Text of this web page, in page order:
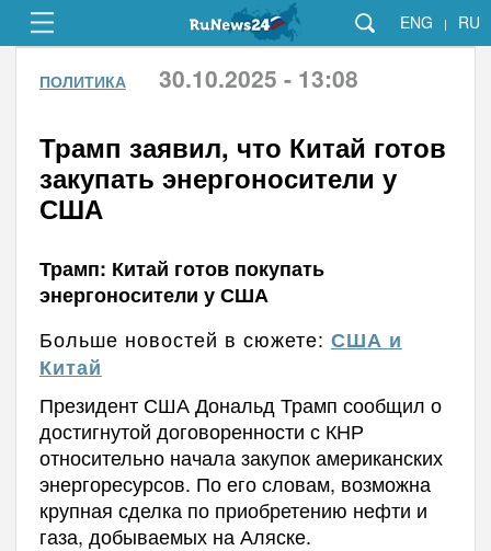
ENG | RU
ПОЛИТИКА 30.10.2025 - 13:08
Трамп заявил, что Китай готов
закупать энергоносители у
США
Трамп: Китай готов покупать
энергоносители у США
Больше новостей в сюжете: США и
Китай
Президент США Дональд Трамп сообщил о
достигнутой договоренности с КНР
относительно начала закупок американских
энергоресурсов. По его словам, возможна
крупная сделка по приобретению нефти и
газа, добываемых на Аляске.